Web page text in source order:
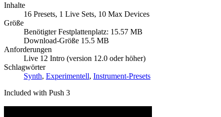
Inhalte
16 Presets, 1 Live Sets, 10 Max Devices
Größe
Benötigter Festplattenplatz: 15.57 MB
Download-Größe 15.5 MB
Anforderungen
Live 12 Intro (version 12.0 oder höher)
Schlagwörter
Synth, Experimentell, Instrument-Presets
Included with Push 3